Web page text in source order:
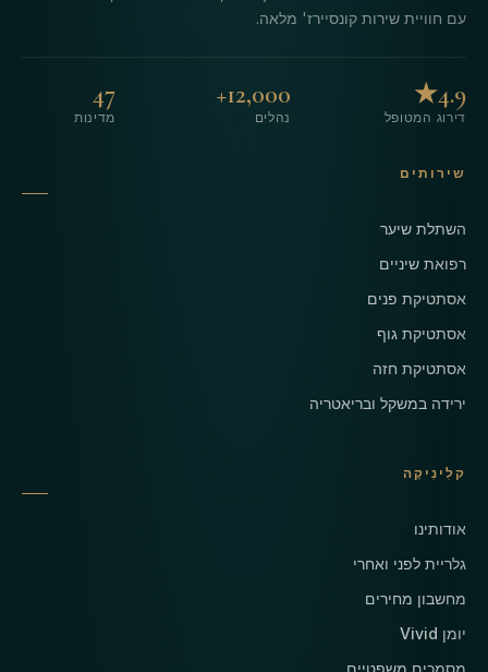
עם חוויית שירות קונסיירז' מלאה.
4.9★
דירוג המטופל
12,000+
נהלים
47
מדינות
שירותים
השתלת שיער
רפואת שיניים
אסתטיקת פנים
אסתטיקת גוף
אסתטיקת חזה
ירידה במשקל ובריאטריה
קלִינִיקָה
אודותינו
גלריית לפני ואחרי
מחשבון מחירים
יומן Vivid